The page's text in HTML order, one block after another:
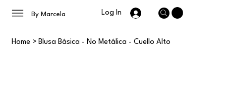
By Marcela Log In
Home > Blusa Básica - No Metálica - Cuello Alto